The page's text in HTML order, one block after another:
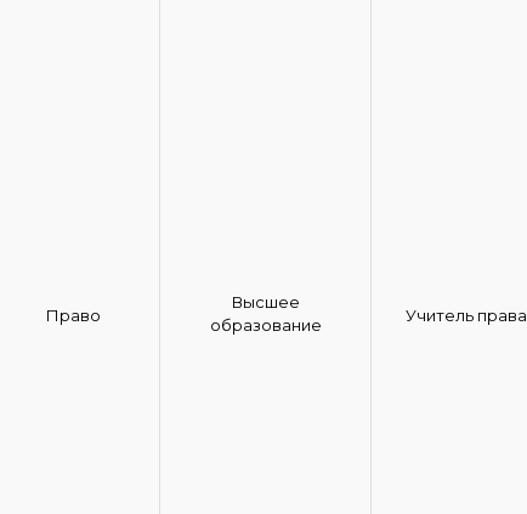
Право
Высшее
образование
Учитель права